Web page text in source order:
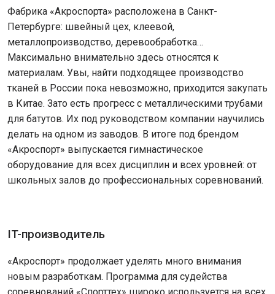
Фабрика «Акроспорта» расположена в Санкт-
Петербурге: швейный цех, клеевой,
металлопроизводство, деревообработка…
Максимально внимательно здесь относятся к
материалам. Увы, найти подходящее производство
тканей в России пока невозможно, приходится закупать
в Китае. Зато есть прогресс с металлическими трубами
для батутов. Их под руководством компании научились
делать на одном из заводов. В итоге под брендом
«Акроспорт» выпускается гимнастическое
оборудование для всех дисциплин и всех уровней: от
школьных залов до профессиональных соревнований.
IT-производитель
«Акроспорт» продолжает уделять много внимания
новым разработкам. Программа для судейства